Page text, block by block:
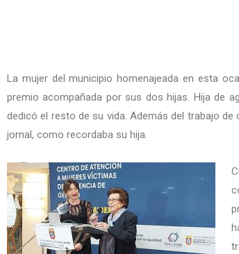
La mujer del municipio homenajeada en esta
premio acompañada por sus dos hijas. Hija de
dedicó el resto de su vida. Además del trabajo
jornal, como recordaba su hija.